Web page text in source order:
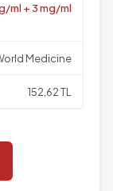
ml + 3 mg/ml
Medicine
152,62 TL